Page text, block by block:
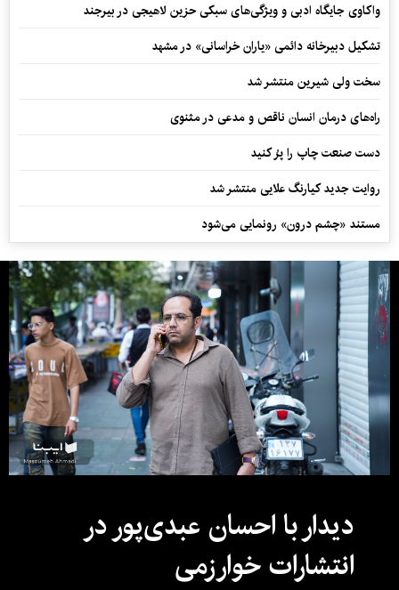
واکاوی جایگاه ادبی و ویژگی‌های سبکی حزین لاهیجی در بیرجند
تشکیل دبیرخانه دائمی «یاران خراسانی» در مشهد
سخت ولی شیرین منتشر شد
راه‌های درمان انسان ناقص و مدعی در مثنوی
دست صنعت چاپ را پرُ کنید
روایت جدید کیارنگ علایی منتشر شد
مستند «چشم درون» رونمایی می‌شود
دیدار با احسان عبدی‌پور در
انتشارات خوارزمی